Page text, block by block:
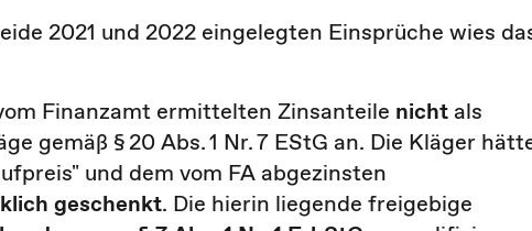
2021 und 2022 eingelegten Einsprüche wies
Finanzamt ermittelten Zinsanteile nicht als
gemäß § 20 Abs. 1 Nr. 7 EStG an. Die Kläger
und dem vom FA abgezinsten
geschenkt. Die hierin liegende freigebige